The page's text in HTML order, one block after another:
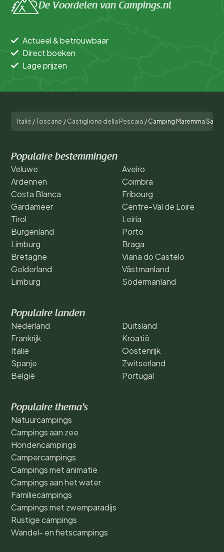
De Voordelen van Campings.nl
Actueel & betrouwbaar
Direct boeken
Lage prijzen
Italië /Toscane / Castiglione della Pescaia / Camping Maremma Sans
Populaire bestemmingen
Veluwe
Ardennen
Costa Blanca
Gardameer
Tirol
Burgenland
Limburg
Bretagne
Gelderland
Limburg
Aveiro
Coimbra
Fribourg
Centre-Val de Loire
Leiria
Porto
Braga
Viana do Castelo
Västmanland
Södermanland
Populaire landen
Nederland
Frankrijk
Italië
Spanje
België
Duitsland
Kroatië
Oostenrijk
Zwitserland
Portugal
Populaire thema's
Natuurcampings
Campings aan zee
Hondencampings
Campercampings
Campings met animatie
Campings aan het water
Familiecampings
Campings met zwemparadijs
Rustige campings
Wandel- en fietscampings